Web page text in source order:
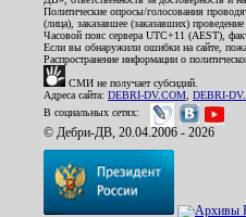
Политические опросы/голосования
(лица), заказавшее (заказавших)
Часовой пояс сервера UTC+11 (AEST),
Если вы обнаружили ошибки на сайте,
Распространение информации о
СМИ не получает субсидий.
Адреса сайта: DEBRI-DV.COM DEBRI-
В социальных сетях:
© Дебри-ДВ, 20.04.2006 - 2026